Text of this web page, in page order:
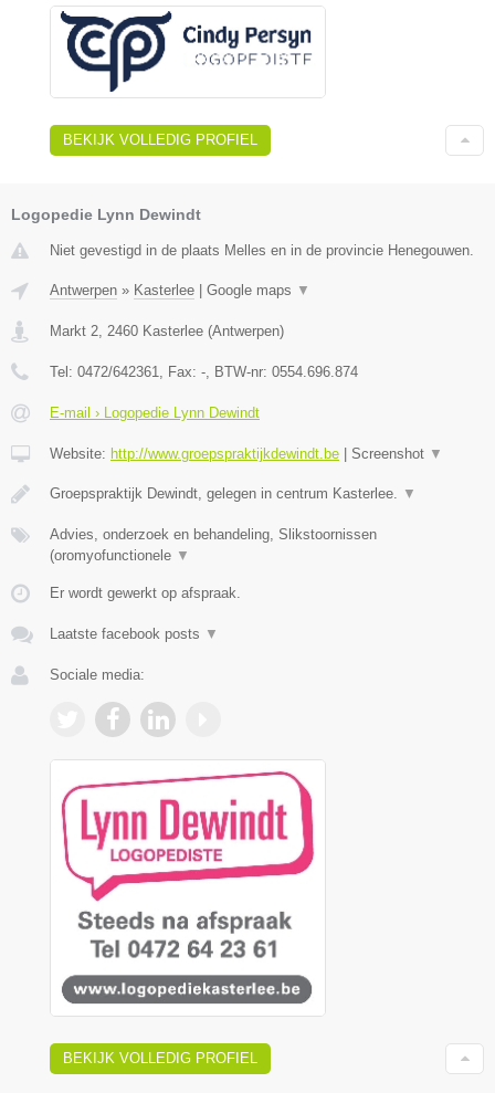
BEKIJK VOLLEDIG PROFIEL
Logopedie Lynn Dewindt
Niet gevestigd in de plaats Melles en in de provincie Henegouwen.
Antwerpen » Kasterlee Google maps ▼
Markt 2, 2460 Kasterlee (Antwerpen)
Tel: 0472/642361, Fax: -, BTW-nr: 0554.696.874
E-mail › Logopedie Lynn Dewindt
Website: http://www.groepspraktijkdewindt.be Screenshot ▼
Groepspraktijk Dewindt, gelegen in centrum Kasterlee. ▼
Advies, onderzoek en behandeling, Slikstoornissen
(oromyofunctionele ▼
Er wordt gewerkt op afspraak.
Laatste facebook posts ▼
Sociale media:
BEKIJK VOLLEDIG PROFIEL